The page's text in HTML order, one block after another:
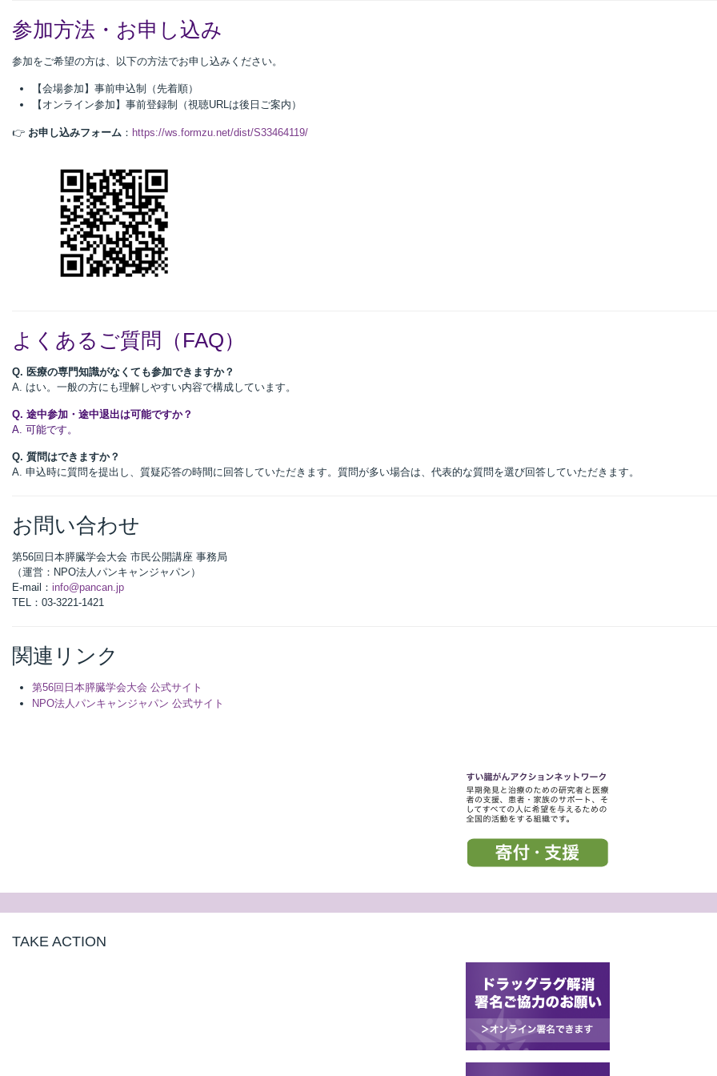
参加方法・お申し込み
参加をご希望の方は、以下の方法でお申し込みください。
【会場参加】事前申込制（先着順）
【オンライン参加】事前登録制（視聴URLは後日ご案内）
👉 お申し込みフォーム ： https://ws.formzu.net/dist/S33464119/
よくあるご質問（FAQ）
Q. 医療の専門知識がなくても参加できますか？
A. はい。一般の方にも理解しやすい内容で構成しています。
Q. 途中参加・途中退出は可能ですか？
A. 可能です。
Q. 質問はできますか？
A. 申込時に質問を提出し、質疑応答の時間に回答していただきます。質問が多い場合は、代表的な質問を選び回答していただきます。
お問い合わせ
第56回日本膵臓学会大会 市民公開講座 事務局
（運営：NPO法人パンキャンジャパン）
E-mail： info@pancan.jp
TEL：03-3221-1421
関連リンク
第56回日本膵臓学会大会 公式サイト
NPO法人パンキャンジャパン 公式サイト
TAKE ACTION